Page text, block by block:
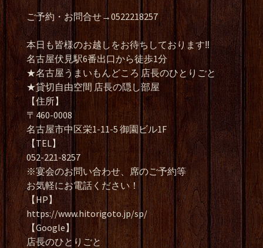
ご予約・お問合せ→0522218257
本日も皆様のお越しをお待ちしております‼️
名古屋伏見駅6番出口から徒歩1分
★名古屋うまいもんどころ 店長のひとりごと
★貸切自由空間 店長の隠し部屋
【住所】
〒460-0008
名古屋市中区栄1-11-5 御園ビル1F
【TEL】
052-221-8257
※宴会のお問い合わせ、席のご予約等
お気軽にお電話ください！
【HP】
https://www.hitorigoto.jp/sp/
【Google】
店長のひとりごと